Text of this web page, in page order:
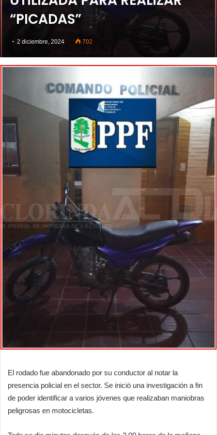
“PICADAS”
2 diciembre, 2024 702
El rodado fue abandonado por su conductor al notar la
presencia policial en el sector. Se inició una investigación a fin
de poder identificar a varios jóvenes que realizaban maniobras
peligrosas en motocicletas.